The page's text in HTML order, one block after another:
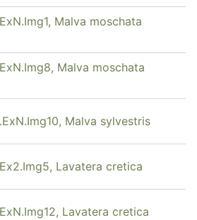
Malva moschata
Malva moschata
Malva sylvestris
Lavatera cretica
Lavatera cretica